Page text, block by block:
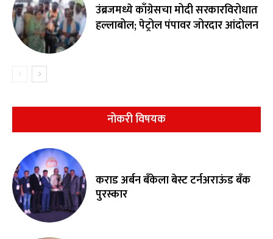
उंब्रजमध्ये काँग्रेसचा मोदी सरकारविरोधात
हल्लाबोल; पेट्रोल पंपावर जोरदार आंदोलन
नोकरी विषयक
कराड अर्बन बँकेला बेस्ट टर्नअराऊंड बँक
पुरस्कार